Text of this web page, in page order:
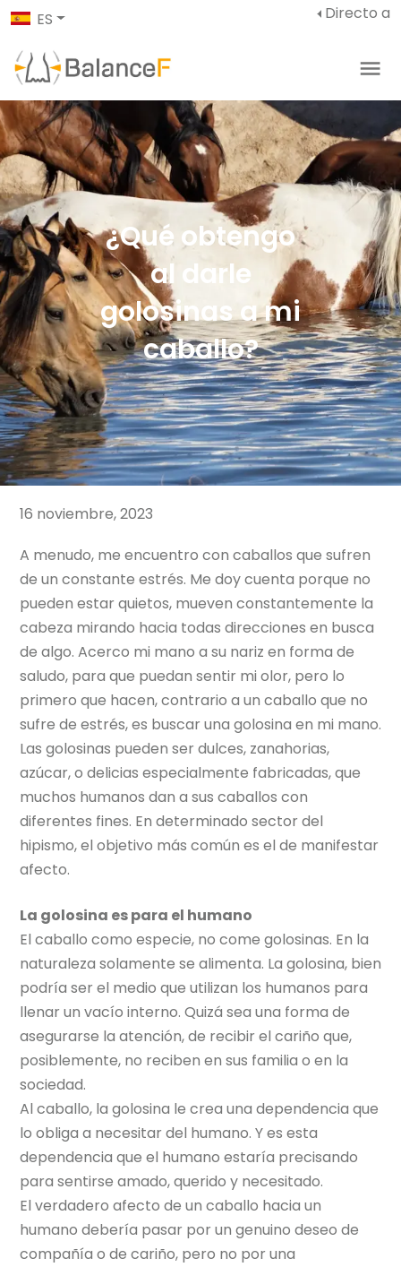
ES Directo a
¿Qué obtengo
al darle
golosinas a mi
caballo?
16 noviembre, 2023
A menudo, me encuentro con caballos que sufren
de un constante estrés. Me doy cuenta porque no
pueden estar quietos, mueven constantemente la
cabeza mirando hacia todas direcciones en busca
de algo. Acerco mi mano a su nariz en forma de
saludo, para que puedan sentir mi olor, pero lo
primero que hacen, contrario a un caballo que no
sufre de estrés, es buscar una golosina en mi mano.
Las golosinas pueden ser dulces, zanahorias,
azúcar, o delicias especialmente fabricadas, que
muchos humanos dan a sus caballos con
diferentes fines. En determinado sector del
hipismo, el objetivo más común es el de manifestar
afecto.
La golosina es para el humano
El caballo como especie, no come golosinas. En la
naturaleza solamente se alimenta. La golosina, bien
podría ser el medio que utilizan los humanos para
llenar un vacío interno. Quizá sea una forma de
asegurarse la atención, de recibir el cariño que,
posiblemente, no reciben en sus familia o en la
sociedad.
Al caballo, la golosina le crea una dependencia que
lo obliga a necesitar del humano. Y es esta
dependencia que el humano estaría precisando
para sentirse amado, querido y necesitado.
El verdadero afecto de un caballo hacia un
humano debería pasar por un genuino deseo de
compañía o de cariño, pero no por una